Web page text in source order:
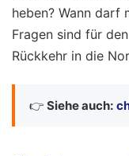
heben? Wann darf
Fragen sind für
Rückkehr in die
👉 Siehe auch: